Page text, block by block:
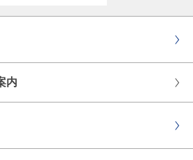
内